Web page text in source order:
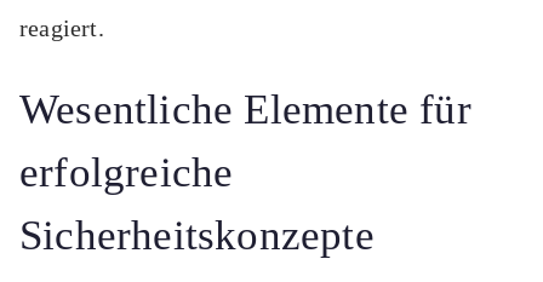
reagiert.
Wesentliche Elemente für
erfolgreiche
Sicherheitskonzepte